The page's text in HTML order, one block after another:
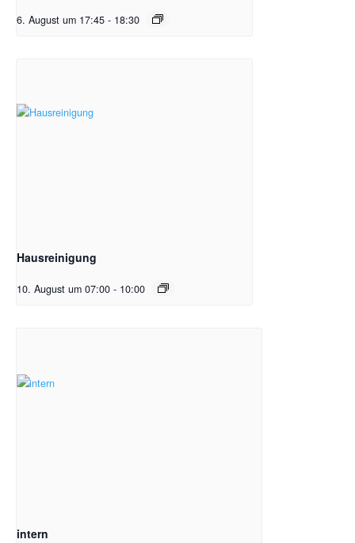
6. August um 17:45 - 18:30
Hausreinigung
10. August um 07:00 - 10:00
intern